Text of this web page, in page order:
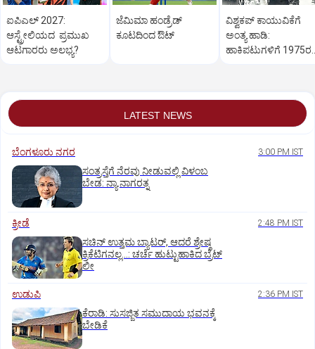
ಐಪಿಎಲ್‌ 2027:
ಆಸ್ಟ್ರೇಲಿಯದ ಪ್ರಮುಖ
ಆಟಗಾರರು ಅಲಭ್ಯ?
ಜೆಮಿಮಾ ಹಂಡ್ರೆಡ್‌
ಕೂಟದಿಂದ ಔಟ್‌
ವಿಶ್ವಕಪ್‌ ಕಾಯುವಿಕೆಗೆ
ಅಂತ್ಯ ಹಾಡಿ:
ಹಾಕಿಪಟುಗಳಿಗೆ 1975ರ
LATEST NEWS
ಬೆಂಗಳೂರು ನಗರ 3:00 PM IST
ಸಂತ್ರಸ್ತೆಗೆ ನೆರವು ನೀಡುವಲ್ಲಿ ವಿಳಂಬ
ಬೇಡ: ನ್ಯಾ.ನಾಗರತ್ನ
ಕ್ರೀಡೆ 2:48 PM IST
ಸಚಿನ್‌ ಉತ್ತಮ ಬ್ಯಾಟರ್‌, ಆದರೆ ಶ್ರೇಷ್ಠ
ಕ್ರಿಕೆಟಿಗನಲ್ಲ…: ಚರ್ಚೆ ಹುಟ್ಟುಹಾಕಿದ ಬ್ರೆಟ್‌
ಲೀ
ಉಡುಪಿ 2:36 PM IST
ಕೆರಾಡಿ: ಸುಸಜ್ಜಿತ ಸಮುದಾಯ ಭವನಕ್ಕೆ
ಬೇಡಿಕೆ